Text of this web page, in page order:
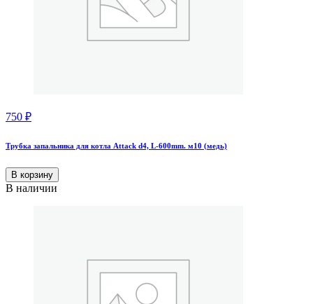
750 ₽
Трубка запальника для котла Attack d4, L-600mm. м10 (медь)
В корзину
В наличии